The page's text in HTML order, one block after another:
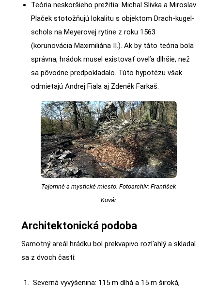
Teória neskoršieho prežitia: Michal Slivka a Miroslav
Plaček stotožňujú lokalitu s objektom Drach-kugel-
schols na Meyerovej rytine z roku 1563
(korunovácia Maximiliána II.). Ak by táto teória bola
správna, hrádok musel existovať oveľa dlhšie, než
sa pôvodne predpokladalo. Túto hypotézu však
odmietajú Andrej Fiala aj Zdeněk Farkaš.
Tajomné a mystické miesto. Fotoarchív: František
Kovár
Architektonická podoba
Samotný areál hrádku bol prekvapivo rozľahlý a skladal
sa z dvoch častí:
Severná vyvýšenina: 115 m dlhá a 15 m široká,